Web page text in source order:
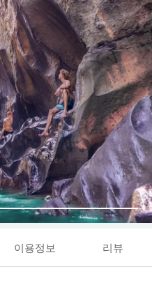
이용정보 리뷰